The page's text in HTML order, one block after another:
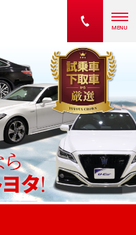
三重トヨタで中古車をサクッとサガソウ！